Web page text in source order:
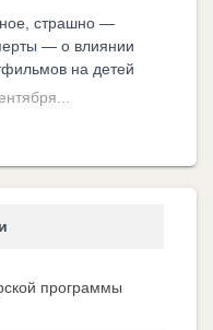
страшно —
— о влиянии
на детей
программы